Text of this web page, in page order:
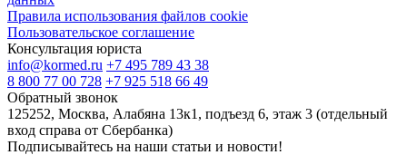
Правила использования файлов cookie
Пользовательское соглашение
Консультация юриста
info@kormed.ru +7 495 789 43 38
8 800 77 00 728 +7 925 518 66 49
Обратный звонок
125252, Москва, Алабяна 13к1, подъезд 6, этаж 3 (отдельный
вход справа от Сбербанка)
Подписывайтесь на наши статьи и новости!